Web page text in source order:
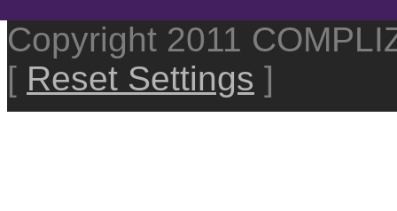
Copyright 2011
[ Reset Settings ]